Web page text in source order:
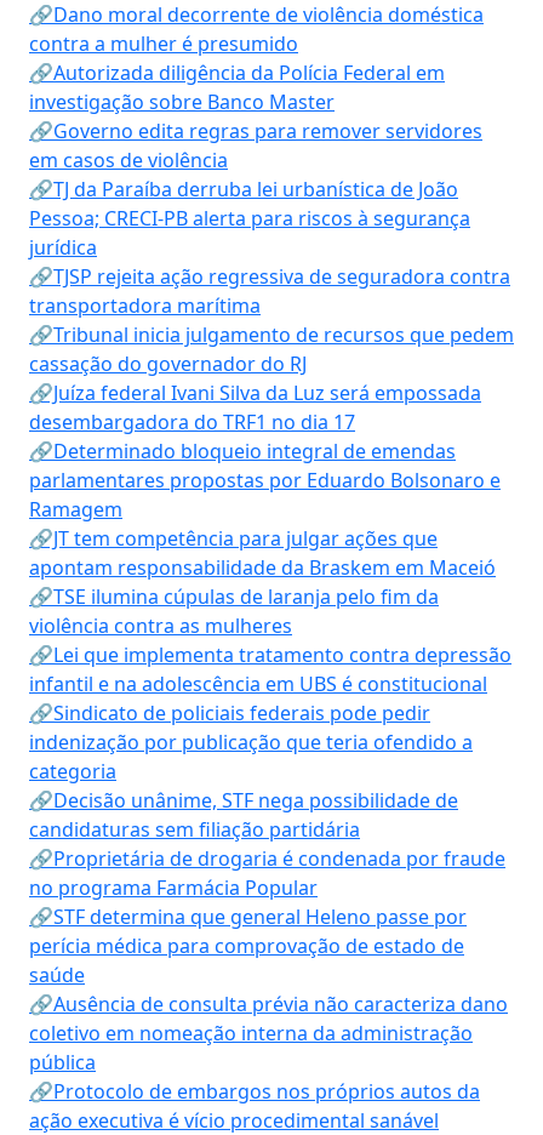
🔗Dano moral decorrente de violência doméstica
contra a mulher é presumido
🔗Autorizada diligência da Polícia Federal em
investigação sobre Banco Master
🔗Governo edita regras para remover servidores
em casos de violência
🔗TJ da Paraíba derruba lei urbanística de João
Pessoa; CRECI-PB alerta para riscos à segurança
jurídica
🔗TJSP rejeita ação regressiva de seguradora contra
transportadora marítima
🔗Tribunal inicia julgamento de recursos que pedem
cassação do governador do RJ
🔗Juíza federal Ivani Silva da Luz será empossada
desembargadora do TRF1 no dia 17
🔗Determinado bloqueio integral de emendas
parlamentares propostas por Eduardo Bolsonaro e
Ramagem
🔗JT tem competência para julgar ações que
apontam responsabilidade da Braskem em Maceió
🔗TSE ilumina cúpulas de laranja pelo fim da
violência contra as mulheres
🔗Lei que implementa tratamento contra depressão
infantil e na adolescência em UBS é constitucional
🔗Sindicato de policiais federais pode pedir
indenização por publicação que teria ofendido a
categoria
🔗Decisão unânime, STF nega possibilidade de
candidaturas sem filiação partidária
🔗Proprietária de drogaria é condenada por fraude
no programa Farmácia Popular
🔗STF determina que general Heleno passe por
perícia médica para comprovação de estado de
saúde
🔗Ausência de consulta prévia não caracteriza dano
coletivo em nomeação interna da administração
pública
🔗Protocolo de embargos nos próprios autos da
ação executiva é vício procedimental sanável